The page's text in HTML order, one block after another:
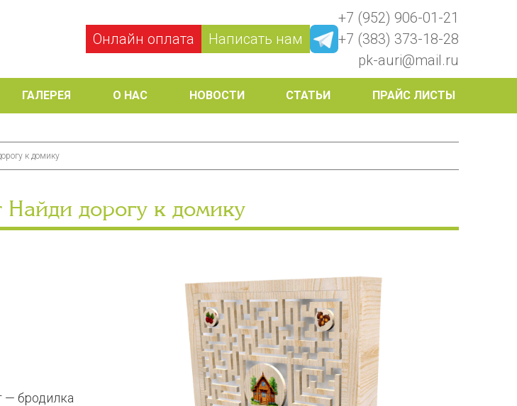
Онлайн оплата Написать нам
+7 (952) 906-01-21
+7 (383) 373-18-28
pk-auri@mail.ru
ГАЛЕРЕЯ О НАС НОВОСТИ СТАТЬИ ПРАЙС ЛИСТЫ
к домику
Найди дорогу к домику
— бродилка